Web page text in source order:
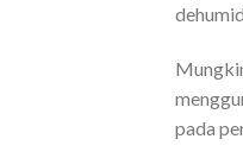
pada